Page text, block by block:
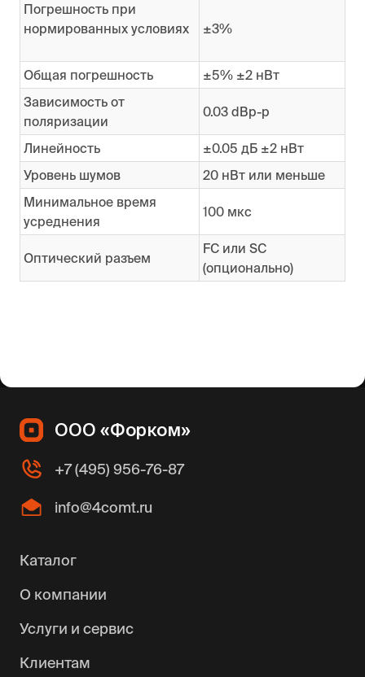
Погрешность при
нормированных условиях
±3%
Общая погрешность
±5% ±2 нВт
Зависимость от
поляризации
0.03 dBp-p
Линейность
±0.05 дБ ±2 нВт
Уровень шумов
20 нВт или меньше
Минимальное время
усреднения
100 мкс
Оптический разъем
FC или SC
(опционально)
ООО «Форком»
+7 (495) 956-76-87
info@4comt.ru
Каталог
О компании
Услуги и сервис
Клиентам